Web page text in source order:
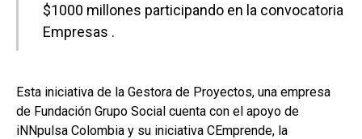
$1000 millones participando en la convocatoria
Empresas .
Esta iniciativa de la Gestora de Proyectos, una empresa
de Fundación Grupo Social cuenta con el apoyo de
iNNpulsa Colombia y su iniciativa CEmprende, la